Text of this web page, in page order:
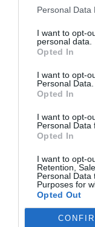
Personal Data
I want to opt-
personal data.
Opted In
I want to opt-
Personal Data.
Opted In
I want to opt-
Personal Data
Opted In
I want to opt-
Retention,
Personal Data
Purposes for
Opted Out
ÚGY,
MINDIG AZ
TARTOTTA.
A gyilkosság
Zsida
A tettes kiléte
helyiek
hogy Brenner
ölték meg. A
időkben sem
szeretett
zarándokhely